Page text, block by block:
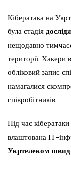
Кібератака на
була стадія
нещодавно
території. Хакери
обліковий запис
намагалися
співробітників.
Під час
влаштована ІТ-
Укртелеком